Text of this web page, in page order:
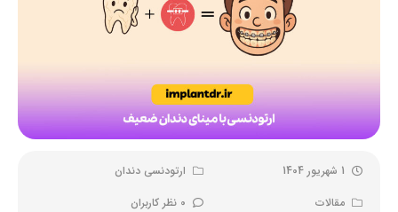
1 شهریور 1404
ارتودنسی دندان
مقالات
0 نظر کاربران